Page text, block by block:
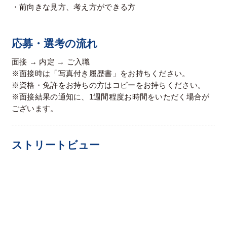
・前向きな見方、考え方ができる方
応募・選考の流れ
面接 → 内定 → ご入職
※面接時は「写真付き履歴書」をお持ちください。
※資格・免許をお持ちの方はコピーをお持ちください。
※面接結果の通知に、1週間程度お時間をいただく場合が
ございます。
ストリートビュー